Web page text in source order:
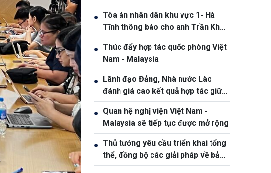
Phạm Thị Giang, sinh ngày
19/10/1991
● Tòa án nhân dân khu vực 1- Hà
Tĩnh thông báo cho anh Trần Khắc
Thanh, sinh năm 1988
● Thúc đẩy hợp tác quốc phòng Việt
Nam - Malaysia
● Lãnh đạo Đảng, Nhà nước Lào
đánh giá cao kết quả hợp tác giữa
Quân đội hai nước Việt Nam và Lào
● Quan hệ nghị viện Việt Nam -
Malaysia sẽ tiếp tục được mở rộng
● Thủ tướng yêu cầu triển khai tổng
thể, đồng bộ các giải pháp về bảo
đảm an ninh mạng